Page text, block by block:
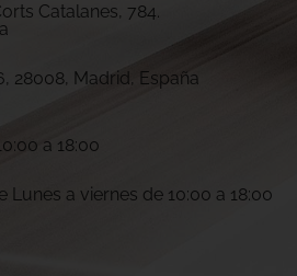
Catalanes, 784.
28008, Madrid, España
a 18:00
Lunes a viernes de 10:00 a 18:00